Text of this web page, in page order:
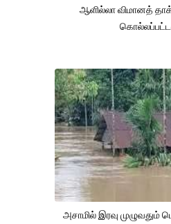
ஆளில்லா விமானத்
அசாமில் இரவு